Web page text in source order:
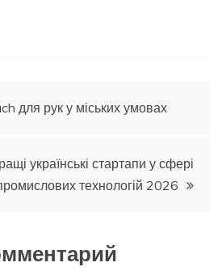
для рук у міських умовах
українські стартапи у сфері
технологій 2026